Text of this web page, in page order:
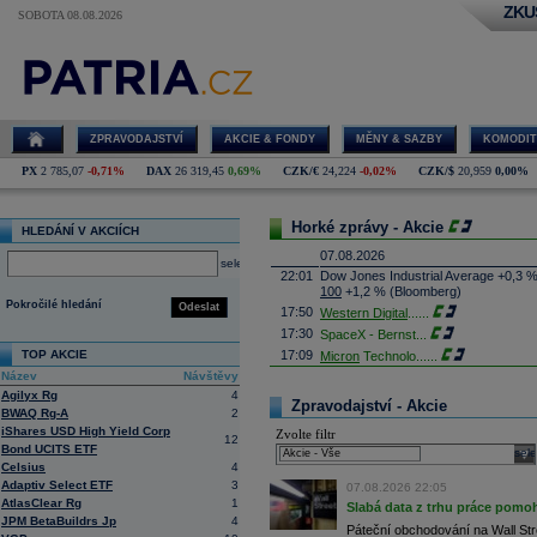
SOBOTA 08.08.2026
ZPRAVODAJSTVÍ AKCIE & FONDY MĚNY & SAZBY
PX 2 785,07 -0,71% DAX 26 319,45 0,69% CZK/€ 24,224 -0,02% CZK/$ 20,959 0,00%
HLEDÁNÍ V AKCIÍCH
select
Odeslat
Pokročilé hledání
TOP AKCIE
Název
Návštěvy
Agilyx Rg
4
BWAQ Rg-A
2
iShares USD High Yield Corp
Bond UCITS ETF
12
Celsius
4
Adaptiv Select ETF
3
AtlasClear Rg
1
JPM BetaBuildrs Jp
4
Horké zprávy - Akcie
07.08.2026
22:01
Dow Jones Industrial Average +0,3
100 +1,2 % (Bloomberg)
17:50 Western Digital
17:30 SpaceX - Bernst
17:09 Micron Technolo
16:26
Objem obchodů s akciemi na
obchodů za poslední rok je 0,665
16:23 Zvýšení výroby balistických střel
nějakou dobu potrvá. Agentuře
Armin Papperger. Společná výroba
doplnit arzenál Spojeným státům,
(ČTK)
16:07 Conocophillips
Zpravodajství - Akcie
Zvolte filtr
07.08.2026 22:05
Slabá data z trhu práce
Páteční obchodování na Wall